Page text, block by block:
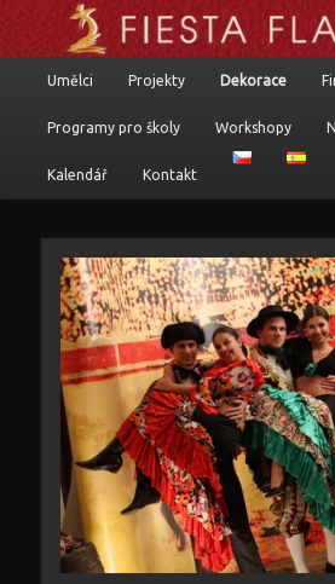
Flamenkoví umělci, programy a
Přejít k hlavnímu obsahu webu
Přejít k obsahu postranního panelu
Umělci Projekty Dekorace
Programy pro školy Workshopy
Kalendář Kontakt